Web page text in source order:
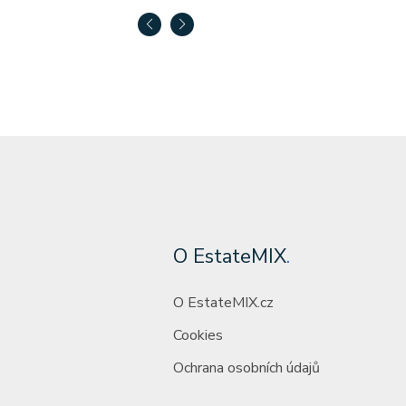
O EstateMIX.
O EstateMIX.cz
Cookies
Ochrana osobních údajů